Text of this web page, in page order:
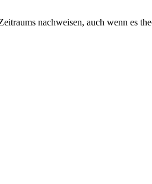
nachweisen, auch wenn es